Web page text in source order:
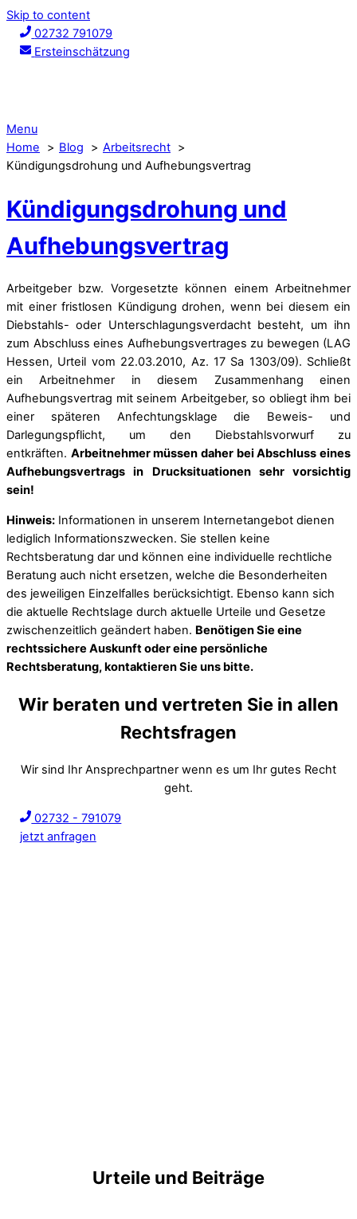
Skip to content
02732 791079
Ersteinschätzung
Menu
Home
Blog
Arbeitsrecht
Kündigungsdrohung und Aufhebungsvertrag
Kündigungsdrohung und
Aufhebungsvertrag
Arbeitgeber bzw. Vorgesetzte können einem Arbeitnehmer
mit einer fristlosen Kündigung drohen, wenn bei diesem ein
Diebstahls- oder Unterschlagungsverdacht besteht, um ihn
zum Abschluss eines Aufhebungsvertrages zu bewegen (LAG
Hessen, Urteil vom 22.03.2010, Az. 17 Sa 1303/09). Schließt
ein Arbeitnehmer in diesem Zusammenhang einen
Aufhebungsvertrag mit seinem Arbeitgeber, so obliegt ihm bei
einer späteren Anfechtungsklage die Beweis- und
Darlegungspflicht, um den Diebstahlsvorwurf zu
entkräften. Arbeitnehmer müssen daher bei Abschluss eines
Aufhebungsvertrags in Drucksituationen sehr vorsichtig
sein!
Hinweis: Informationen in unserem Internetangebot dienen
lediglich Informationszwecken. Sie stellen keine
Rechtsberatung dar und können eine individuelle rechtliche
Beratung auch nicht ersetzen, welche die Besonderheiten
des jeweiligen Einzelfalles berücksichtigt. Ebenso kann sich
die aktuelle Rechtslage durch aktuelle Urteile und Gesetze
zwischenzeitlich geändert haben. Benötigen Sie eine
rechtssichere Auskunft oder eine persönliche
Rechtsberatung, kontaktieren Sie uns bitte.
Wir beraten und vertreten Sie in allen
Rechtsfragen
Wir sind Ihr Ansprechpartner wenn es um Ihr gutes Recht
geht.
02732 - 791079
jetzt anfragen
Urteile und Beiträge